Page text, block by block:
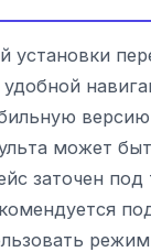
установки
удобной
может
заточен под